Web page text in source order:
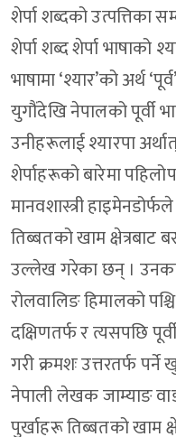
शेर्पा शब्दको उत्पत्तिका
शेर्पा शब्द शेर्पा भाषाको
भाषामा ‘श्यार’को अर्थ
युगौंदेखि नेपालको पूर्वी
उनीहरूलाई श्यारपा
शेर्पाहरूको बारेमा
मानवशास्त्री
तिब्बतको खाम क्षेत्रबाट
उल्लेख गरेका छन् । उनका
रोलवालिङ हिमालको
दक्षिणतर्फ र त्यसपछि
गरी क्रमशः उत्तरतर्फ
नेपाली लेखक जाम्याङ
पुर्खाहरू तिब्बतको खाम